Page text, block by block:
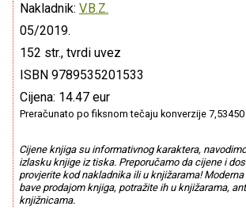
Nakladnik: V.B.Z.
05/2019.
152 str., tvrdi uvez
ISBN 9789535201533
Cijena: 14.47 eur
Preračunato po fiksnom tečaju konverzije 7,53450
Cijene knjiga su informativnog karaktera,
izlasku knjige iz tiska. Preporučamo da cijene i
provjerite kod nakladnika ili u knjižarama!
bave prodajom knjiga, potražite ih u knjižarama,
knjižnicama.